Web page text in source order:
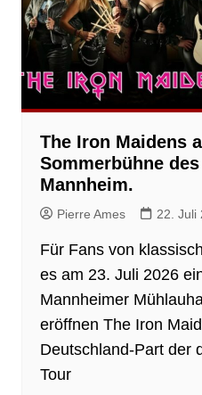
The Iron Maidens
Sommerbühne
Mannheim.
Pierre Ames 22. Juli
Für Fans von
es am 23. Juli 2026
Mannheimer
eröffnen The Iron
Deutschland-Part der
Tour